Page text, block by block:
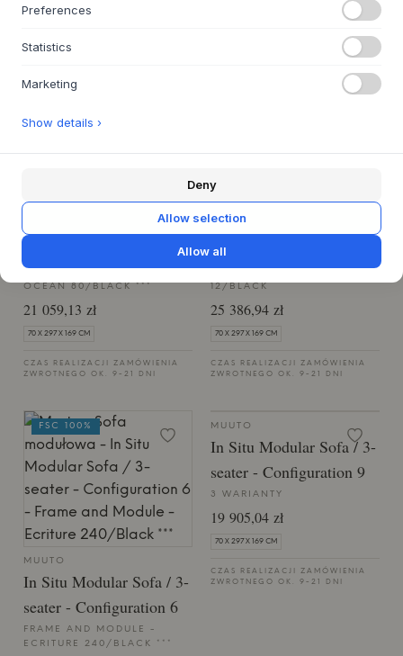
CZAS DOSTAWY 4-6 TYGODNI
MUUTO
In Situ Modular Sofa / 3-
seater - Configuration 6
OCEAN 80/BLACK ***
21 059,13 zł
70 X 297 X 169 CM
CZAS REALIZACJI ZAMÓWIENIA
ZWROTNEGO OK. 9-21 DNI
MUUTO
In Situ Modular Sofa / 3-
seater - Configuration 6
12/BLACK
25 386,94 zł
70 X 297 X 169 CM
CZAS REALIZACJI ZAMÓWIENIA
ZWROTNEGO OK. 9-21 DNI
MUUTO
In Situ Modular Sofa / 3-
seater - Configuration 6
FRAME AND MODULE -
ECRITURE 240/BLACK ***
FSC 100% MUUTO
In Situ Modular Sofa / 3-
seater - Configuration 9
3 WARIANTY
19 905,04 zł
70 X 297 X 169 CM
CZAS REALIZACJI ZAMÓWIENIA
ZWROTNEGO OK. 9-21 DNI
Preferences
Statistics
Marketing
Show details ›
Deny
Allow selection
Allow all